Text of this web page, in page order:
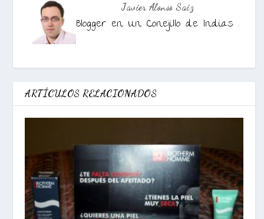
Javier Alonso Saiz
Blogger en Un Conejillo de Indias .
ARTÍCULOS RELACIONADOS